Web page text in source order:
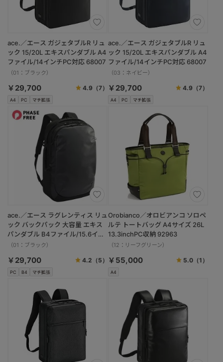
A4 PC マチ拡張
ace.／エース ガジェタブルR リュ
ック 15/20L エキスパンダブル A4
ファイル/14インチPC対応 68007
（01：ブラック）
￥29,700 4.9（7）
A4 PC マチ拡張
ace.／エース ガジェタブルR リュ
ック 15/20L エキスパンダブル A4
ファイル/14インチPC対応 68007
（03：ネイビー）
￥29,700 4.9 （7）
PC B4 マチ拡張
ace.／エース ラグレンティス リュ
ック バックパック 大容量 エキス
パンダブル B4ファイル/15.6イン
チPC対応 68324
（01：ブラック）
￥29,700 4.2 （5）
A4
Orobianco／オロビアンコ ソロペ
ルテ トートバッグ A4サイズ 26L
13.3inchPC収納 92963
（12：リーフグリーン）
￥55,000 5.0 （1）